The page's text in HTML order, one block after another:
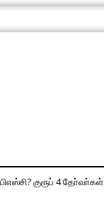
குரூப் 4 தோ்வா்கள்